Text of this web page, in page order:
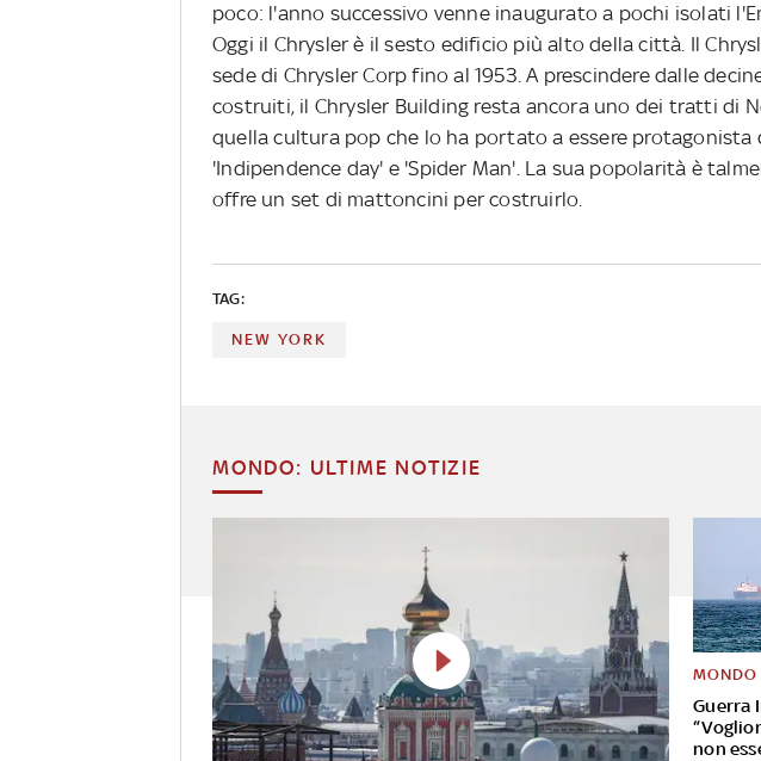
poco: l'anno successivo venne inaugurato a pochi isolati
Oggi il Chrysler è il sesto edificio più alto della città. Il
sede di Chrysler Corp fino al 1953. A prescindere dalle
costruiti, il Chrysler Building resta ancora uno dei tratti di
quella cultura pop che lo ha portato a essere protagonista
'Indipendence day' e 'Spider Man'. La sua popolarità è
offre un set di mattoncini per costruirlo.
TAG:
NEW YORK
MONDO: ULTIME NOTIZIE
Guerra
non
MONDO